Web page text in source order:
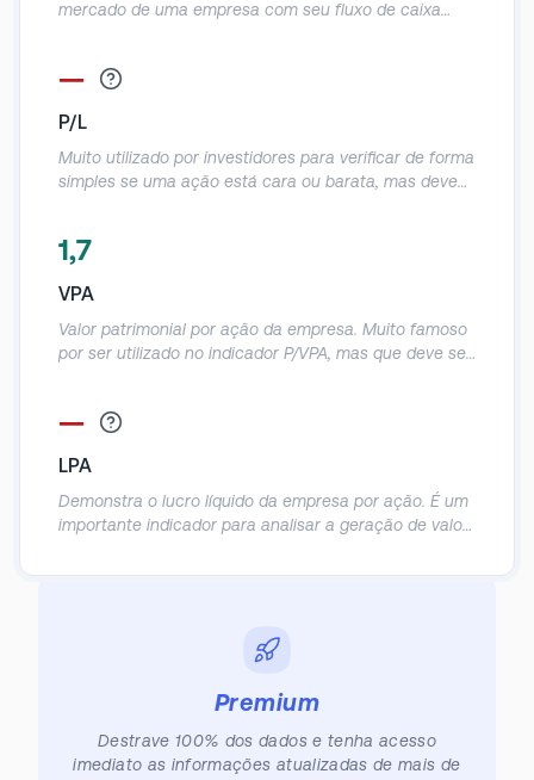
mercado de uma empresa com seu fluxo de caixa
indicador parecido com o P/FCO, mas como desconta
assertiva em relação a geração real de caixa da
empresa.
—
P/L
Muito utilizado por investidores para verificar de forma
simples se uma ação está cara ou barata, mas deve
Demonstra em quanto anos o investidor
de acordo com o lucro da empresa.
1,7
VPA
Valor patrimonial por ação da empresa. Muito famoso
por ser utilizado no indicador P/VPA, mas que deve ser
—
LPA
Demonstra o lucro líquido da empresa por ação. É um
importante indicador para analisar a geração de valor
recompra de ações é comum.
Premium
Destrave 100% dos dados e tenha acesso
imediato as informações atualizadas de mais de